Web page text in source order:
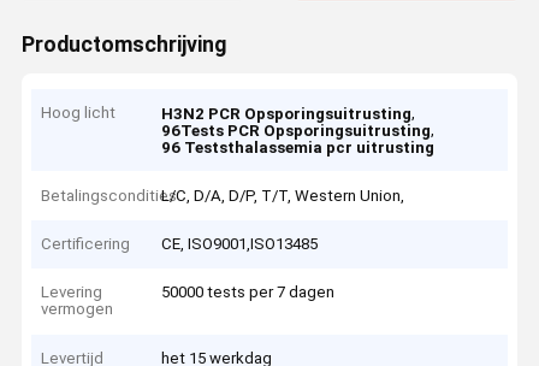
Productomschrijving
Hoog licht H3N2 PCR Opsporingsuitrusting,
96Tests PCR Opsporingsuitrusting,
96 Teststhalassemia pcr uitrusting
BetalingsconditiesL/C, D/A, D/P, T/T, Western Union,
Certificering CE, ISO9001,ISO13485
Levering
vermogen
50000 tests per 7 dagen
Levertijd het 15 werkdag